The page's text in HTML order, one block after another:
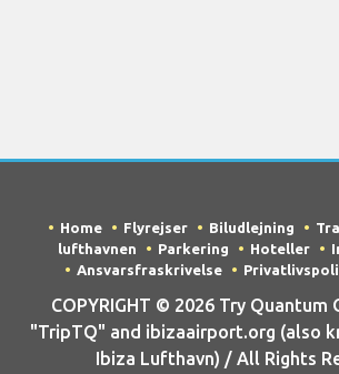
Home Flyrejser Biludlejning
lufthavnen
Parkering Hoteller
Ansvarsfraskrivelse
COPYRIGHT © 2026 Try Quantum
"TripTQ" and ibizaairport.org (also
Ibiza Lufthavn) / All Rights